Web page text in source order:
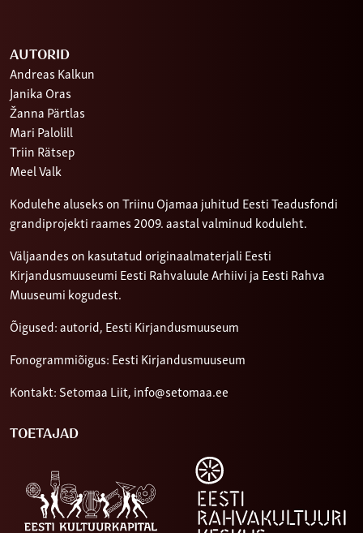
AUTORID
Andreas Kalkun
Janika Oras
Žanna Pärtlas
Mari Palolill
Triin Rätsep
Meel Valk
Kodulehe aluseks on Triinu Ojamaa juhitud Eesti Teadusfondi
grandiprojekti raames 2009. aastal valminud koduleht.
Väljaandes on kasutatud originaalmaterjali Eesti
Kirjandusmuuseumi Eesti Rahvaluule Arhiivi ja Eesti Rahva
Muuseumi kogudest.
Õigused: autorid, Eesti Kirjandusmuuseum
Fonogrammiõigus: Eesti Kirjandusmuuseum
Kontakt: Setomaa Liit, info@setomaa.ee
TOETAJAD